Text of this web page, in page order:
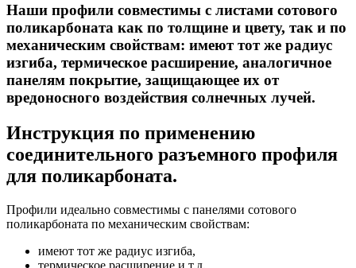
Наши профили совместимы с листами сотового
поликарбоната как по толщине и цвету, так и по
механическим свойствам: имеют тот же радиус
изгиба, термическое расширение, аналогичное
панелям покрытие, защищающее их от
вредоносного воздействия солнечных лучей.
Инструкция по применению
соединительного разъемного профиля
для поликарбоната.
Профили идеально совместимы с панелями сотового
поликарбоната по механическим свойствам:
имеют тот же радиус изгиба,
термическое расширение и т.д.